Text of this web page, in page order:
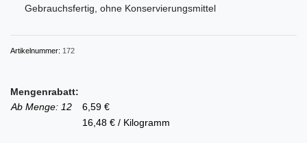
Gebrauchsfertig, ohne Konservierungsmittel
Artikelnummer: 172
Mengenrabatt:
Ab Menge: 12
6,59 €
16,48 € / Kilogramm